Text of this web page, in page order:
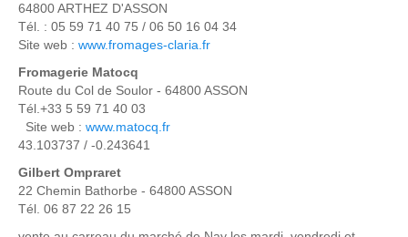
64800 ARTHEZ D'ASSON
Tél. : 05 59 71 40 75 / 06 50 16 04 34
Site web : www.fromages-claria.fr
Fromagerie Matocq
Route du Col de Soulor - 64800 ASSON
Tél.+33 5 59 71 40 03
Site web : www.matocq.fr
43.103737 / -0.243641
Gilbert Ompraret
22 Chemin Bathorbe - 64800 ASSON
Tél. 06 87 22 26 15